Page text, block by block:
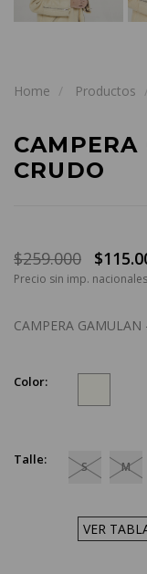
Home Productos
CRUDO
$259.000
Precio sin imp.
CAMPERA GAMULAN
Color:
Talle: S M
VER